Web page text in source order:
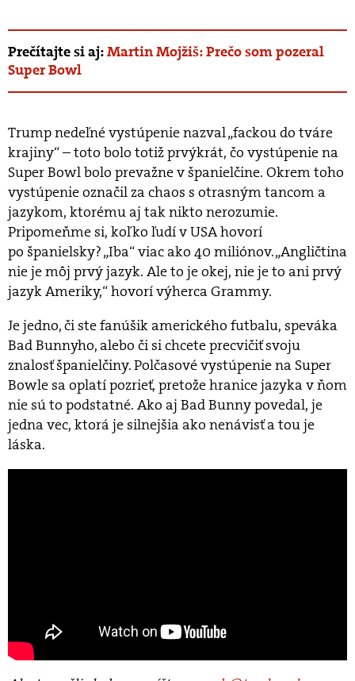
Prečítajte si aj:Martin Mojžiš: Prečo som pozeral
Super Bowl
Trump nedeľné vystúpenie nazval „fackou do tváre
krajiny“ – toto bolo totiž prvýkrát, čo vystúpenie na
Super Bowl bolo prevažne v španielčine. Okrem toho
vystúpenie označil za chaos s otrasným tancom a
jazykom, ktorému aj tak nikto nerozumie.
Pripomeňme si, koľko ľudí v USA hovorí
po španielsky? „Iba“ viac ako 40 miliónov. „Angličtina
nie je môj prvý jazyk. Ale to je okej, nie je to ani prvý
jazyk Ameriky,“ hovorí výherca Grammy.
Je jedno, či ste fanúšik amerického futbalu, speváka
Bad Bunnyho, alebo či si chcete precvičiť svoju
znalosť španielčiny. Polčasové vystúpenie na Super
Bowle sa oplatí pozrieť, pretože hranice jazyka v ňom
nie sú to podstatné. Ako aj Bad Bunny povedal, je
jedna vec, ktorá je silnejšia ako nenávisť a tou je
láska.